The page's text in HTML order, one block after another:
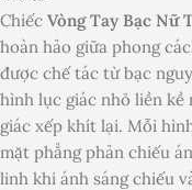
Chiếc Vòng Tay Bạc Nữ
hoàn hảo giữa phong
được chế tác từ bạc
hình lục giác nhỏ liền
giác xếp khít lại. Mỗi
mặt phẳng phản chiếu
linh khi ánh sáng chiếu